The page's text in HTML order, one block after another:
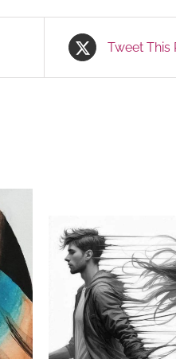
Tweet This